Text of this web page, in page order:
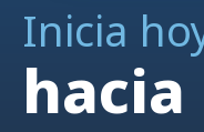
Inicia